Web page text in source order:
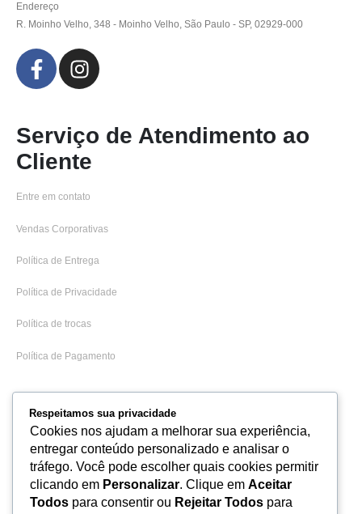
Endereço
R. Moinho Velho, 348 - Moinho Velho, São Paulo - SP, 02929-000
Serviço de Atendimento ao
Cliente
Entre em contato
Vendas Corporativas
Política de Entrega
Política de Privacidade
Política de trocas
Política de Pagamento
Institucional
Sobre Nós
Respeitamos sua privacidade
Cookies nos ajudam a melhorar sua experiência,
entregar conteúdo personalizado e analisar o
tráfego. Você pode escolher quais cookies permitir
clicando em Personalizar. Clique em Aceitar
Todos para consentir ou Rejeitar Todos para